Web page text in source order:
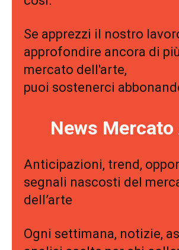
Se apprezzi il nostro
approfondire ancora di
mercato dell'arte,
puoi sostenerci
News
Anticipazioni, trend,
segnali nascosti del
dell’arte
Ogni settimana, notizie,